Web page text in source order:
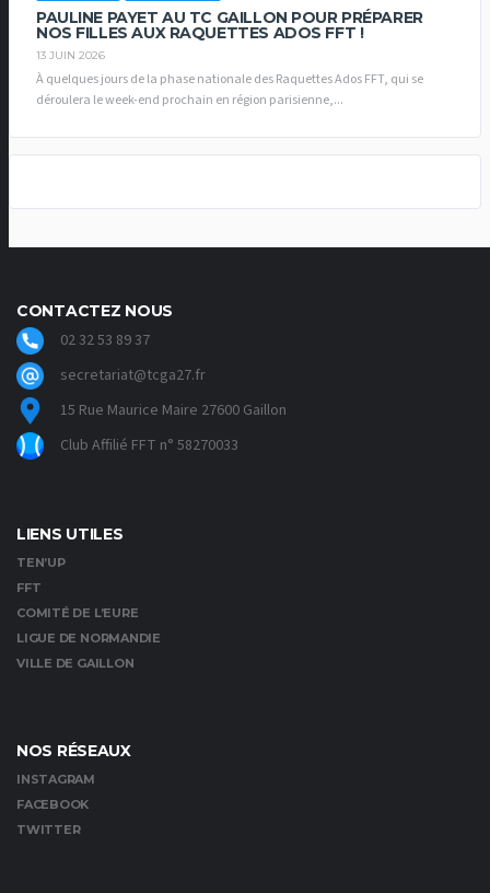
PAULINE PAYET AU TC GAILLON POUR PRÉPARER
NOS FILLES AUX RAQUETTES ADOS FFT !
13 JUIN 2026
À quelques jours de la phase nationale des Raquettes Ados FFT, qui se
déroulera le week-end prochain en région parisienne,...
CONTACTEZ NOUS
02 32 53 89 37
secretariat@tcga27.fr
15 Rue Maurice Maire 27600 Gaillon
Club Affilié FFT n° 58270033
LIENS UTILES
TEN’UP
FFT
COMITÉ DE L’EURE
LIGUE DE NORMANDIE
VILLE DE GAILLON
NOS RÉSEAUX
INSTAGRAM
FACEBOOK
TWITTER